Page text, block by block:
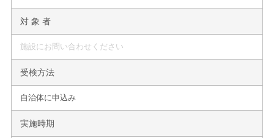
対 象 者
施設にお問い合わせください
受検方法
自治体に申込み
実施時期